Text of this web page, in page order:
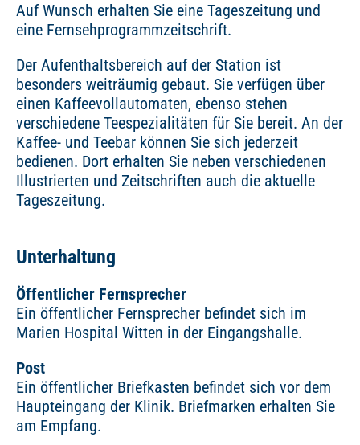
Auf Wunsch erhalten Sie eine Tageszeitung und
eine Fernsehprogrammzeitschrift.
Der Aufenthaltsbereich auf der Station ist
besonders weiträumig gebaut. Sie verfügen über
einen Kaffeevollautomaten, ebenso stehen
verschiedene Teespezialitäten für Sie bereit. An der
Kaffee- und Teebar können Sie sich jederzeit
bedienen. Dort erhalten Sie neben verschiedenen
Illustrierten und Zeitschriften auch die aktuelle
Tageszeitung.
Unterhaltung
Öffentlicher Fernsprecher
Ein öffentlicher Fernsprecher befindet sich im
Marien Hospital Witten in der Eingangshalle.
Post
Ein öffentlicher Briefkasten befindet sich vor dem
Haupteingang der Klinik. Briefmarken erhalten Sie
am Empfang.